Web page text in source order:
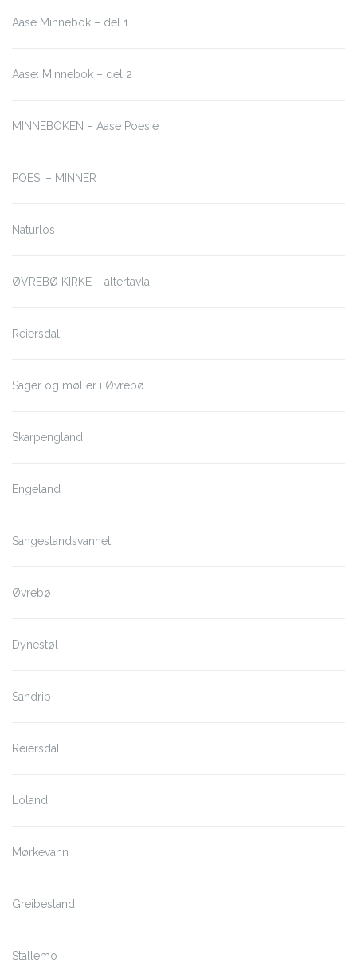
Aase Minnebok – del 1
Aase: Minnebok – del 2
MINNEBOKEN – Aase Poesie
POESI – MINNER
Naturlos
ØVREBØ KIRKE – altertavla
Reiersdal
Sager og møller i Øvrebø
Skarpengland
Engeland
Sangeslandsvannet
Øvrebø
Dynestøl
Sandrip
Reiersdal
Loland
Mørkevann
Greibesland
Stallemo